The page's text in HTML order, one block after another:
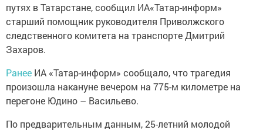
путях в Татарстане, сообщил ИА«Татар-информ»
старший помощник руководителя Приволжского
следственного комитета на транспорте Дмитрий
Захаров.
Ранее ИА «Татар-информ» сообщало, что трагедия
произошла накануне вечером на 775-м километре на
перегоне Юдино – Васильево.
По предварительным данным, 25-летний молодой